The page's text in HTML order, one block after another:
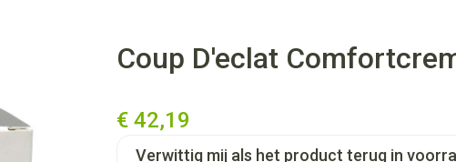
+ Rijke Textuur Pot 50ml
Coup D'eclat
€ 42,19
Verwittig mij als het product terug in